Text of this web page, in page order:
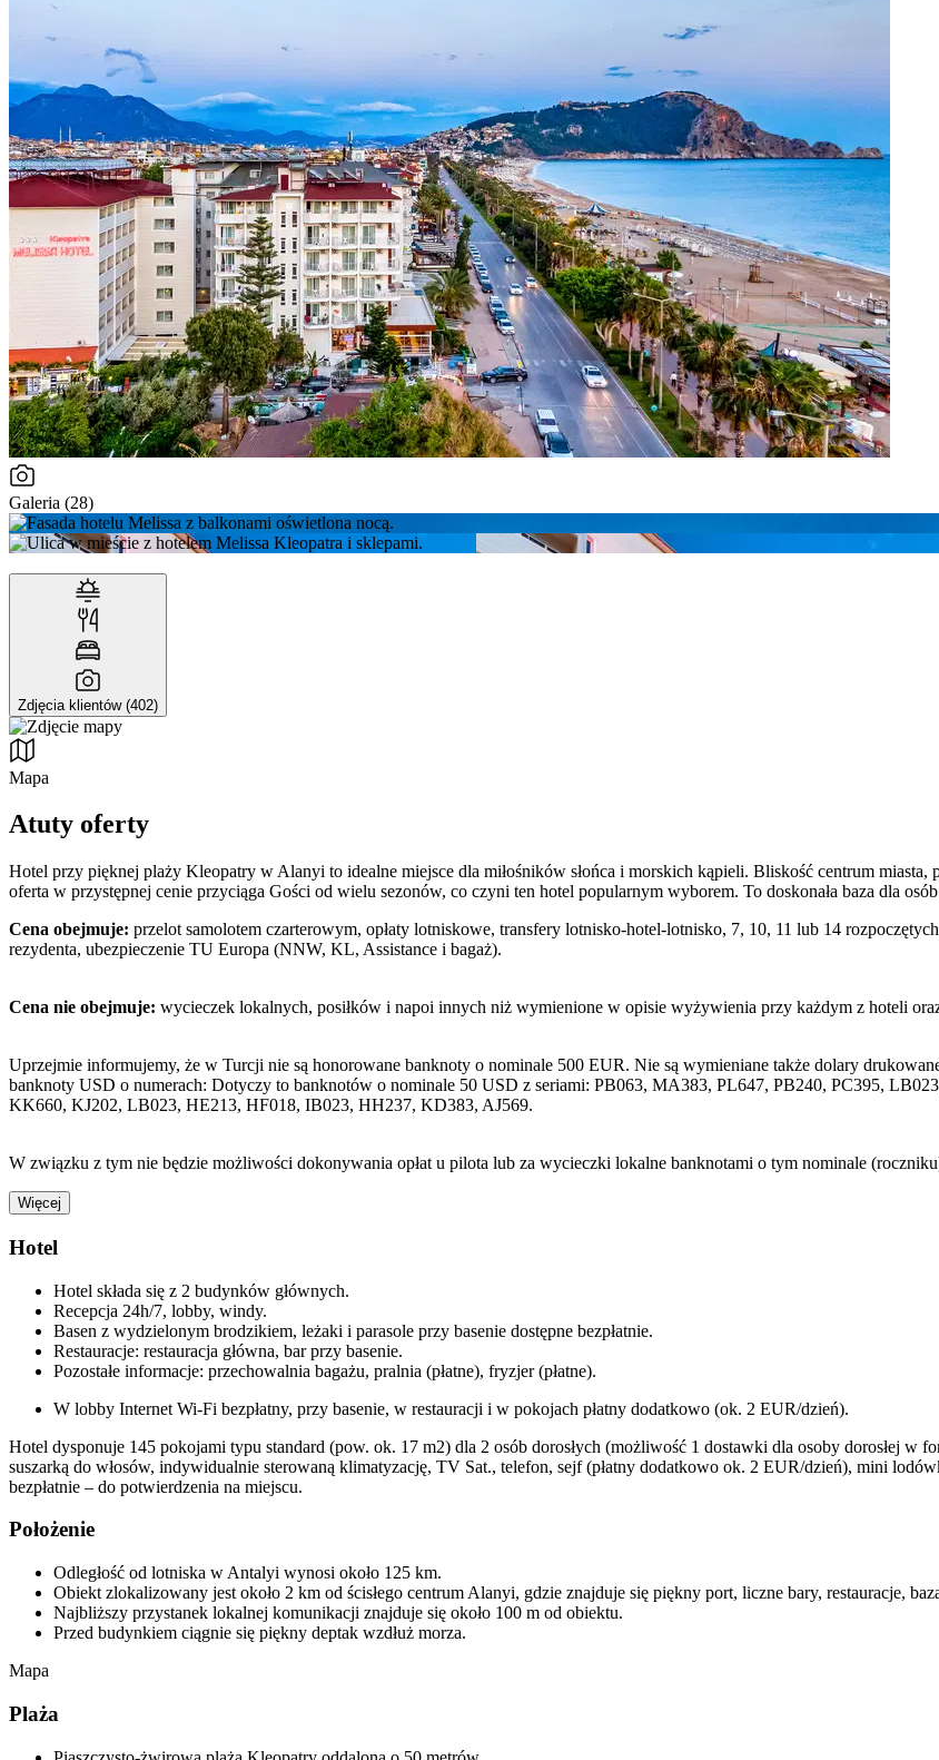
Galeria (28)
Zdjęcia klientów (402)
Mapa
Atuty oferty
Hotel przy pięknej plaży Kleopatry w Alanyi to idealne miejsce dla miłośników słońca i morskich kąpieli. Bliskość centrum
oferta w przystępnej cenie przyciąga Gości od wielu sezonów, co czyni ten hotel popularnym wyborem. To doskonała baza dla
Cena obejmuje: przelot samolotem czarterowym, opłaty lotniskowe, transfery lotnisko-hotel-lotnisko, 7, 10, 11 lub 14
rezydenta, ubezpieczenie TU Europa (NNW, KL, Assistance i bagaż).
Cena nie obejmuje: wycieczek lokalnych, posiłków i napoi innych niż wymienione w opisie wyżywienia przy każdym z hoteli
Uprzejmie informujemy, że w Turcji nie są honorowane banknoty o nominale 500 EUR. Nie są wymieniane także dolary
banknoty USD o numerach: Dotyczy to banknotów o nominale 50 USD z seriami: PB063, MA383, PL647, PB240, PC395,
KK660, KJ202, LB023, HE213, HF018, IB023, HH237, KD383, AJ569.
W związku z tym nie będzie możliwości dokonywania opłat u pilota lub za wycieczki lokalne banknotami o tym nominale
Więcej
Hotel
Hotel składa się z 2 budynków głównych.
Recepcja 24h/7, lobby, windy.
Basen z wydzielonym brodzikiem, leżaki i parasole przy basenie dostępne bezpłatnie.
Restauracje: restauracja główna, bar przy basenie.
Pozostałe informacje: przechowalnia bagażu, pralnia (płatne), fryzjer (płatne).
W lobby Internet Wi-Fi bezpłatny, przy basenie, w restauracji i w pokojach płatny dodatkowo (ok. 2 EUR/dzień).
Hotel dysponuje 145 pokojami typu standard (pow. ok. 17 m2) dla 2 osób dorosłych (możliwość 1 dostawki dla osoby dorosłej w
suszarką do włosów, indywidualnie sterowaną klimatyzację, TV Sat., telefon, sejf (płatny dodatkowo ok. 2 EUR/dzień), mini
bezpłatnie – do potwierdzenia na miejscu.
Położenie
Odległość od lotniska w Antalyi wynosi około 125 km.
Obiekt zlokalizowany jest około 2 km od ścisłego centrum Alanyi, gdzie znajduje się piękny port, liczne bary, restauracje,
Najbliższy przystanek lokalnej komunikacji znajduje się około 100 m od obiektu.
Przed budynkiem ciągnie się piękny deptak wzdłuż morza.
Mapa
Plaża